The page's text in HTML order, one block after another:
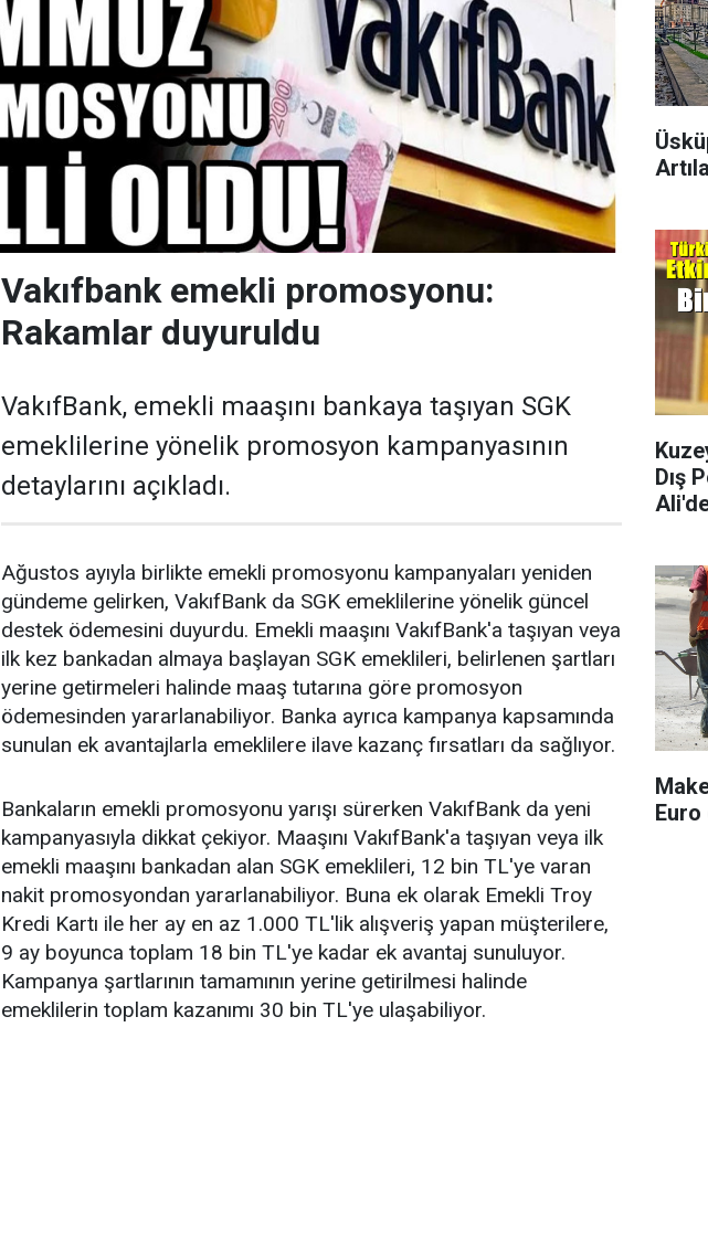
Vakıfbank emekli promosyonu:
Rakamlar duyuruldu
VakıfBank, emekli maaşını bankaya taşıyan SGK
emeklilerine yönelik promosyon kampanyasının
detaylarını açıkladı.
Ağustos ayıyla birlikte emekli promosyonu kampanyaları yeniden
gündeme gelirken, VakıfBank da SGK emeklilerine yönelik güncel
destek ödemesini duyurdu. Emekli maaşını VakıfBank'a taşıyan veya
ilk kez bankadan almaya başlayan SGK emeklileri, belirlenen şartları
yerine getirmeleri halinde maaş tutarına göre promosyon
ödemesinden yararlanabiliyor. Banka ayrıca kampanya kapsamında
sunulan ek avantajlarla emeklilere ilave kazanç fırsatları da sağlıyor.
Bankaların emekli promosyonu yarışı sürerken VakıfBank da yeni
kampanyasıyla dikkat çekiyor. Maaşını VakıfBank'a taşıyan veya ilk
emekli maaşını bankadan alan SGK emeklileri, 12 bin TL'ye varan
nakit promosyondan yararlanabiliyor. Buna ek olarak Emekli Troy
Kredi Kartı ile her ay en az 1.000 TL'lik alışveriş yapan müşterilere,
9 ay boyunca toplam 18 bin TL'ye kadar ek avantaj sunuluyor.
Kampanya şartlarının tamamının yerine getirilmesi halinde
emeklilerin toplam kazanımı 30 bin TL'ye ulaşabiliyor.
Dış